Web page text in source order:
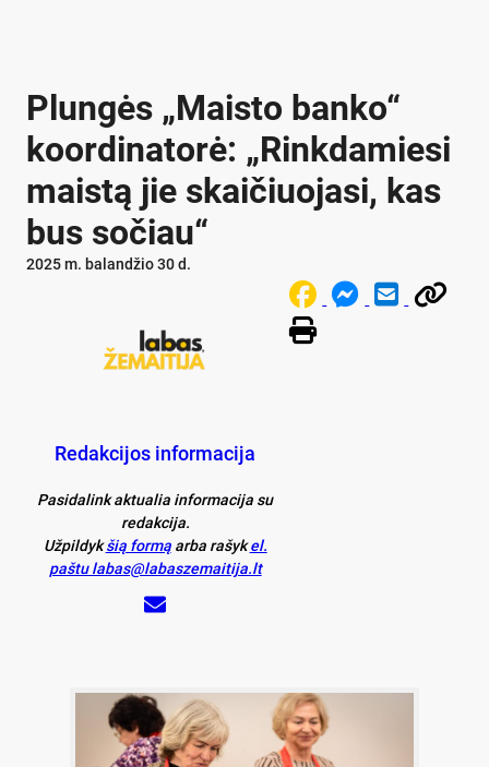
Plungės „Maisto banko“
koordinatorė: „Rinkdamiesi
maistą jie skaičiuojasi, kas
bus sočiau“
2025 m. balandžio 30 d.
Redakcijos informacija
Pasidalink aktualia informacija su
redakcija.
Užpildykšią formąarba rašykel.
paštu labas@labaszemaitija.lt